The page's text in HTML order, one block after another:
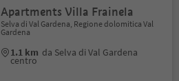
Apartments Villa Frainela
Selva di Val Gardena, Regione dolomitica Val
Gardena
1.1 km da Selva di Val Gardena
centro